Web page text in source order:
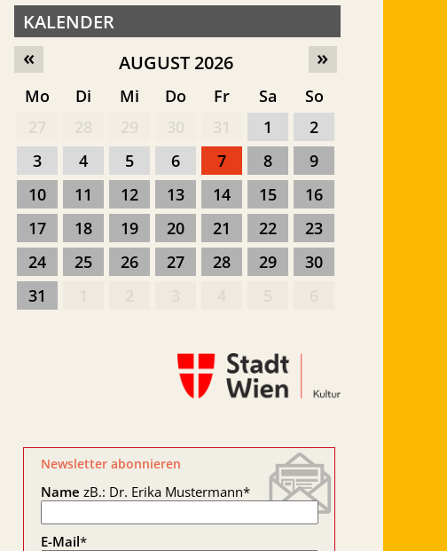
KALENDER
»
« AUGUST 2026
Mo Di Mi Do Fr Sa
So
1
2
3
4 5 6 7 8
9
10
11 12 13 14 15
16
17
18 19 20 21 22
23
24
25 26 27 28 29
30
31
Newsletter abonnieren
Name zB.: Dr. Erika Mustermann*
E-Mail*